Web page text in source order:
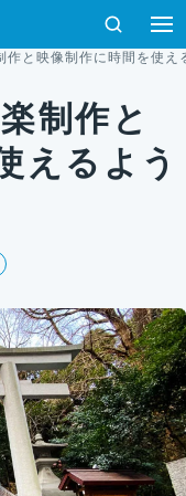
検索
作と映像制作に時間を使え
制作と
えるよう